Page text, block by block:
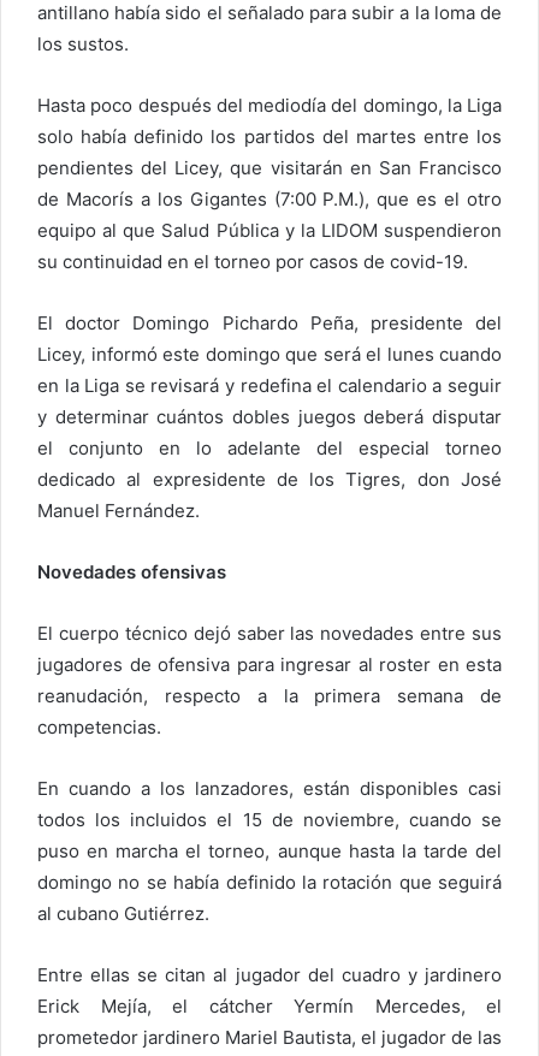
antillano había sido el señalado para subir a la loma de
los sustos.
Hasta poco después del mediodía del domingo, la Liga
solo había definido los partidos del martes entre los
pendientes del Licey, que visitarán en San Francisco
de Macorís a los Gigantes (7:00 P.M.), que es el otro
equipo al que Salud Pública y la LIDOM suspendieron
su continuidad en el torneo por casos de covid-19.
El doctor Domingo Pichardo Peña, presidente del
Licey, informó este domingo que será el lunes cuando
en la Liga se revisará y redefina el calendario a seguir
y determinar cuántos dobles juegos deberá disputar
el conjunto en lo adelante del especial torneo
dedicado al expresidente de los Tigres, don José
Manuel Fernández.
Novedades ofensivas
El cuerpo técnico dejó saber las novedades entre sus
jugadores de ofensiva para ingresar al roster en esta
reanudación, respecto a la primera semana de
competencias.
En cuando a los lanzadores, están disponibles casi
todos los incluidos el 15 de noviembre, cuando se
puso en marcha el torneo, aunque hasta la tarde del
domingo no se había definido la rotación que seguirá
al cubano Gutiérrez.
Entre ellas se citan al jugador del cuadro y jardinero
Erick Mejía, el cátcher Yermín Mercedes, el
prometedor jardinero Mariel Bautista, el jugador de las